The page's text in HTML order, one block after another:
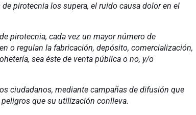
pirotecnia los supera, el ruido causa dolor en el
cada vez un mayor número de
o regulan la fabricación, depósito, comercialización,
sea éste de venta pública o no, y/o
mediante campañas de difusión que
que su utilización conlleva.